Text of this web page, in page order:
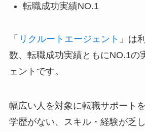
転職成功実績NO.1
「 リクルートエージェント 」は
数、転職成功実績ともにNO.1の
ェントです。
幅広い人を対象に転職サポート
学歴がない、スキル・経験が乏